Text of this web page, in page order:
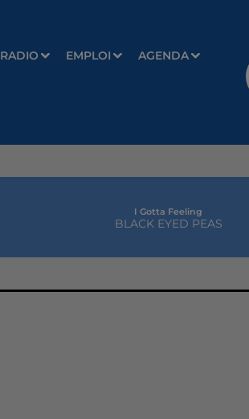
RADIO EMPLOI AGENDA
I Gotta Feeling
BLACK EYED PEAS